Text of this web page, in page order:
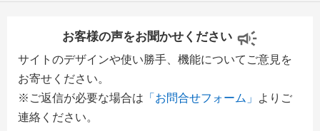
お客様の声をお聞かせください
サイトのデザインや使い勝手、機能についてご意見を
お寄せください。
※ご返信が必要な場合は 「お問合せフォーム」
よりご
連絡ください。